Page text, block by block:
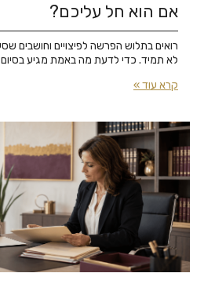
אם הוא חל עליכם?
לא תמיד. כדי לדעת מה באמת מגיע בסיום
קרא עוד »